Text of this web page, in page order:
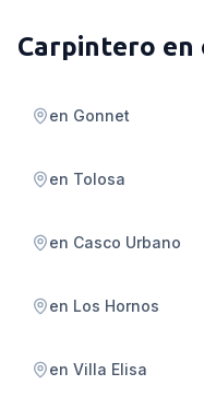
Carpintero en
en Gonnet
en Tolosa
en Casco Urbano
en Los Hornos
en Villa Elisa